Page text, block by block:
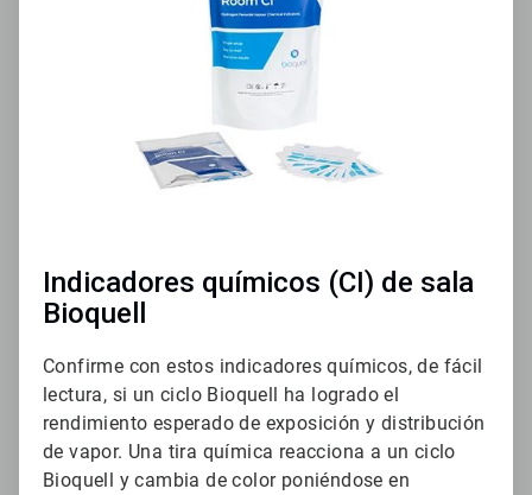
Indicadores químicos (CI) de sala
Bioquell
Confirme con estos indicadores químicos, de fácil
lectura, si un ciclo Bioquell ha logrado el
rendimiento esperado de exposición y distribución
de vapor. Una tira química reacciona a un ciclo
Bioquell y cambia de color poniéndose en